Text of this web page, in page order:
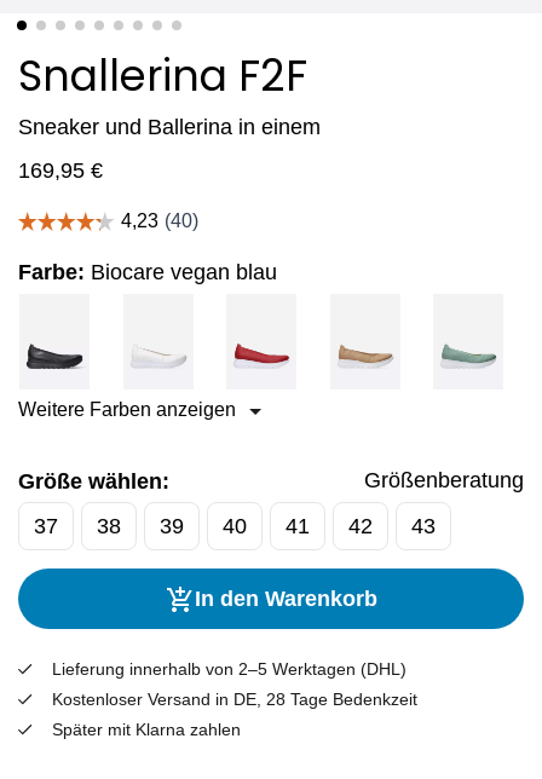
Snallerina F2F
Sneaker und Ballerina in einem
169,95 €
Farbe: Biocare vegan blau
Weitere Farben anzeigen
Größe wählen:
Größenberatung
37
38 39 40 41 42 43
In den Warenkorb
Lieferung innerhalb von 2–5 Werktagen (DHL)
Kostenloser Versand in DE, 28 Tage Bedenkzeit
Später mit Klarna zahlen